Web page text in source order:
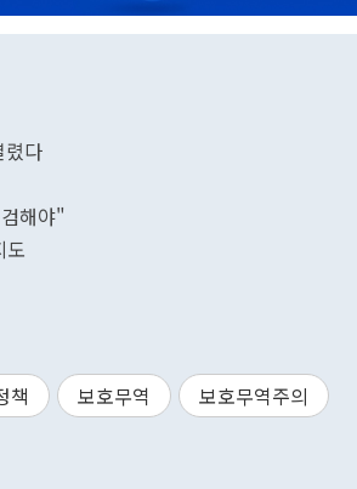
렸다
해야"
도
책 보호무역
보호무역주의